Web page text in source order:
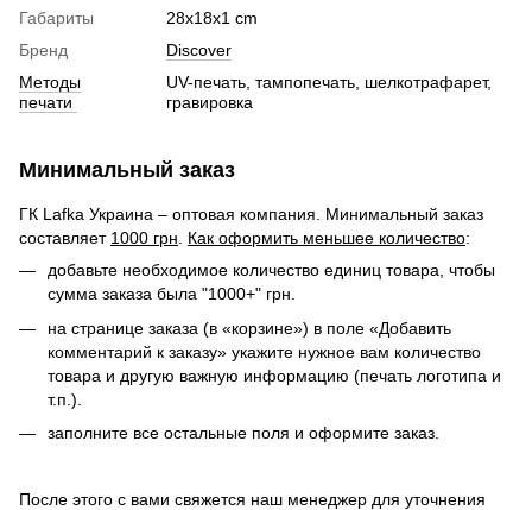
Габариты
28х18х1 cm
Бренд
Discover
Методы
печати
UV-печать, тампопечать, шелкотрафарет,
гравировка
Минимальный заказ
ГК Lafka Украина – оптовая компания. Минимальный заказ
составляет 1000 грн. Как оформить меньшее количество:
добавьте необходимое количество единиц товара, чтобы
сумма заказа была "1000+" грн.
на странице заказа (в «корзине») в поле «Добавить
комментарий к заказу» укажите нужное вам количество
товара и другую важную информацию (печать логотипа и
т.п.).
заполните все остальные поля и оформите заказ.
После этого с вами свяжется наш менеджер для уточнения